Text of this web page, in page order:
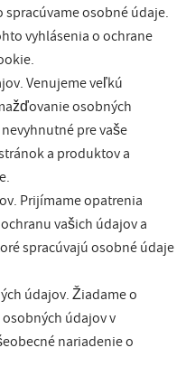
osobné údaje.
vyhlásenia o ochrane
Venujeme veľkú
osobných
pre vaše
a produktov a
Prijímame opatrenia
vašich údajov a
spracúvajú osobné údaje
údajov. Žiadame o
údajov v
nariadenie o